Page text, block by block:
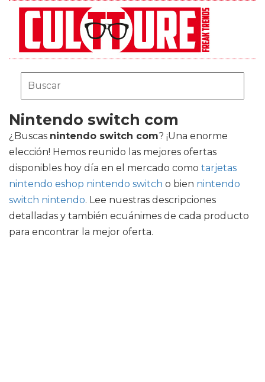
Nintendo switch com
¿Buscas nintendo switch com? ¡Una enorme
elección! Hemos reunido las mejores ofertas
disponibles hoy día en el mercado como tarjetas
nintendo eshop nintendo switch o bien nintendo
switch nintendo. Lee nuestras descripciones
detalladas y también ecuánimes de cada producto
para encontrar la mejor oferta.